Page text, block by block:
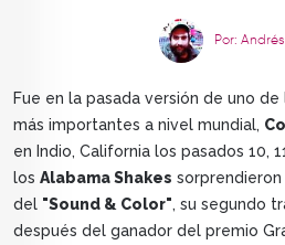
Por:
Fue en la pasada versión de uno
más importantes a nivel mundial,
en Indio, California los pasados 10,
los Alabama Shakes sorprendieron
del "Sound & Color", su segundo
después del ganador del premio